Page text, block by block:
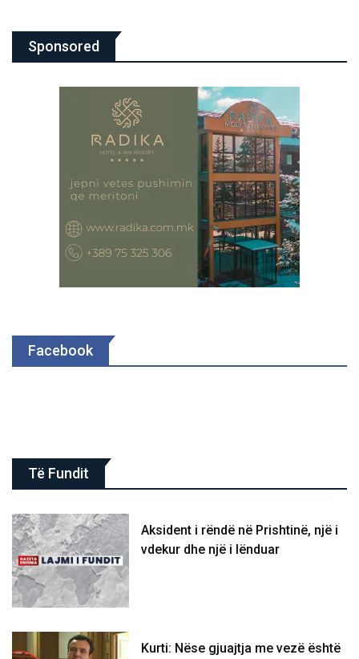
Sponsored
Facebook
Të Fundit
Aksident i rëndë në Prishtinë, një i
vdekur dhe një i lënduar
Kurti: Nëse gjuajtja me vezë është